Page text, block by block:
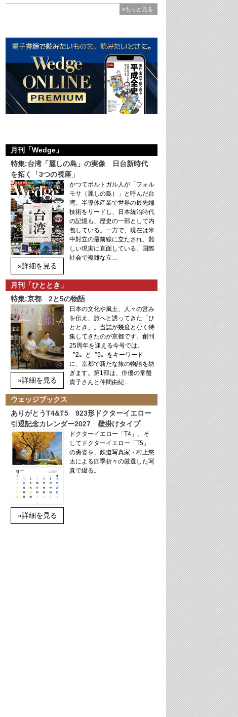
»もっと見る
月刊「Wedge」
特集:台湾「麗しの島」の実像 日台新時代
を拓く「3つの視座」
»詳細を見る
かつてポルトガル人が「フォル
モサ（麗しの島）」と呼んだ台
湾。半導体産業で世界の最先端
技術をリードし、日本統治時代
の記憶も、歴史の一部として内
包している。一方で、現在は米
中対立の最前線に立たされ、難
しい現実に直面している。国際
社会で複雑な立…
月刊「ひととき」
特集:京都 2と5の物語
»詳細を見る
日本の文化や風土、人々の営み
を伝え、旅へと誘ってきた「ひ
ととき」。当誌が幾度となく特
集してきたのが京都です。創刊
25周年を迎える今号では、
〝2〟と〝5〟をキーワード
に、京都で新たな旅の物語を紡
ぎます。第1部は、俳優の常盤
貴子さんと仲間由紀…
ウェッジブックス
ありがとうT4&T5 923形ドクターイエロー
引退記念カレンダー2027 壁掛けタイプ
»詳細を見る
ドクターイエロー「T4」、そ
してドクターイエロー「T5」
の勇姿を、鉄道写真家・村上悠
太による四季折々の厳選した写
真で綴る。